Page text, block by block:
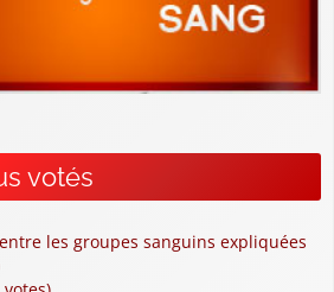
votés
les groupes sanguins expliquées